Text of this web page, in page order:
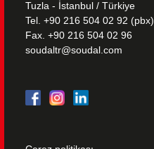
Tuzla - İstanbul / Türkiye
Tel. +90 216 504 02 92 (pbx)
Fax. +90 216 504 02 96
soudaltr@soudal.com